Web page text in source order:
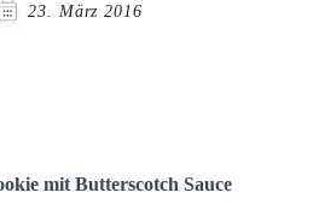
23. März 2016
mit Butterscotch Sauce